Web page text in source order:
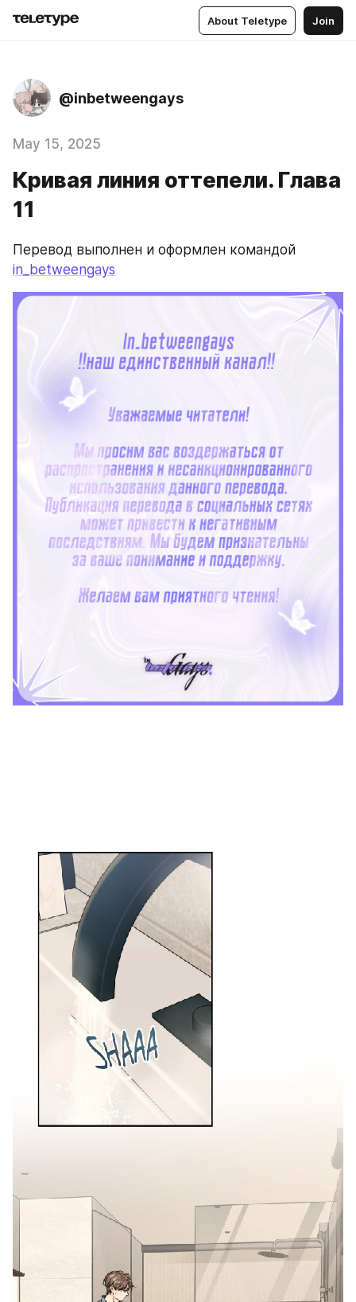
About Teletype Join
@inbetweengays
May 15, 2025
Кривая линия оттепели. Глава
11
in_betweengays